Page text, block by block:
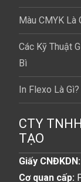
Màu CMYK Là
Các Kỹ Thuật
Bì
In Flexo Là
CTY
TẠO
Giấy CNĐKDN:
Cơ quan cấp: